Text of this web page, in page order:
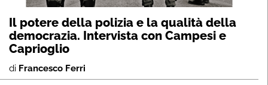
Il potere della polizia e la qualità della
democrazia. Intervista con Campesi e
Caprioglio
di Francesco Ferri